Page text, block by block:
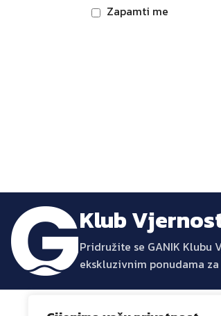
Zapamti me
Klub
Pridružite se GANIK
ekskluzivnim ponudama